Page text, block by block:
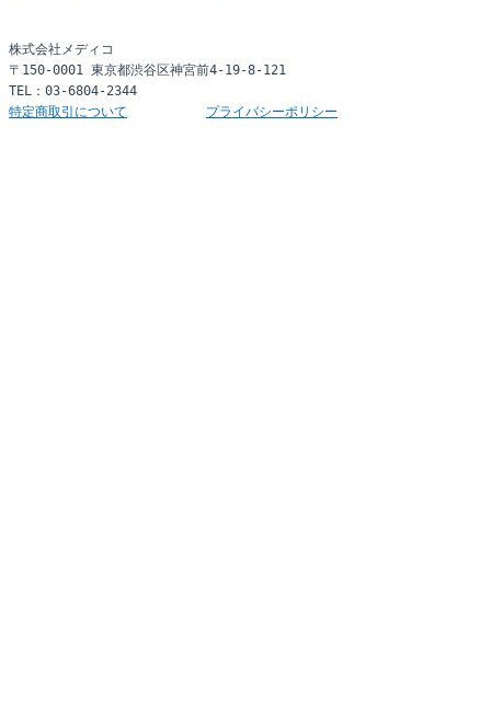
株式会社メディコ
〒150-0001 東京都渋谷区神宮前4-19-8-121
TEL：03-6804-2344
特定商取引について
プライバシーポリシー